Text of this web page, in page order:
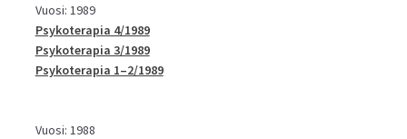
Vuosi: 1989
Psykoterapia 4/1989
Psykoterapia 3/1989
Psykoterapia 1–2/1989
Vuosi: 1988